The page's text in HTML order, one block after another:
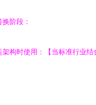
阶段：
构时使用：【当标准行业结